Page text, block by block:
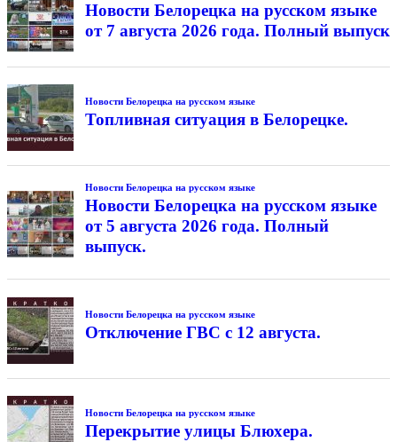
Новости Белорецка на русском языке
от 7 августа 2026 года. Полный выпуск
Новости Белорецка на русском языке
Топливная ситуация в Белорецке.
Новости Белорецка на русском языке
Новости Белорецка на русском языке
от 5 августа 2026 года. Полный
выпуск.
Новости Белорецка на русском языке
Отключение ГВС с 12 августа.
Новости Белорецка на русском языке
Перекрытие улицы Блюхера.